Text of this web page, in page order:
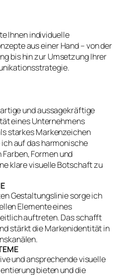
Ihnen individuelle
aus einer Hand – von der
bis hin zur Umsetzung Ihrer
und aussagekräftige
eines Unternehmens
starkes Markenzeichen
auf das harmonische
Formen und
klare visuelle Botschaft zu
Gestaltungslinie sorge ich
Elemente eines
auftreten. Das schafft
stärkt die Markenidentität in
und ansprechende visuelle
bieten und die